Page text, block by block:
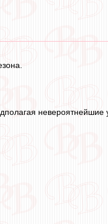
невероятнейшие